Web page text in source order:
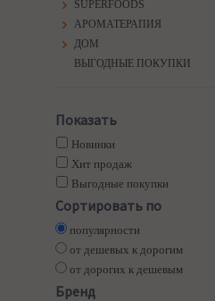
SUPERFOODS
АРОМАТЕРАПИЯ
ДОМ
ВЫГОДНЫЕ ПОКУПКИ
Показать
Новинки
Хит продаж
Выгодные покупки
Сортировать по
популярности
от дешевых к дорогим
от дорогих к дешевым
Бренд